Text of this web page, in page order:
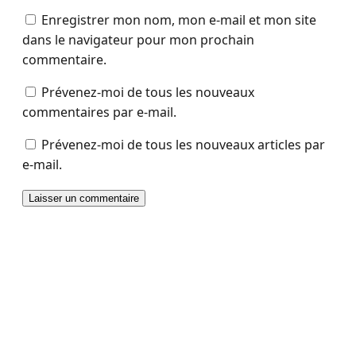
Enregistrer mon nom, mon e-mail et mon site
dans le navigateur pour mon prochain
commentaire.
Prévenez-moi de tous les nouveaux
commentaires par e-mail.
Prévenez-moi de tous les nouveaux articles par
e-mail.